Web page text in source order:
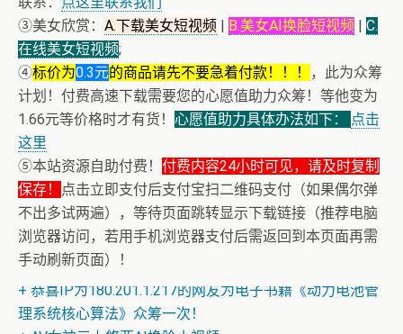
③美女欣赏： A.下载美女短视频 | B.美女AI换脸短视频 | C.
在线美女短视频;
④标价为0.3元的商品请先不要急着付款！！！
，此为众筹
计划！付费高速下载需要您的心愿值助力众筹！等他变为
1.66元等价格时才有货！ 心愿值助力具体办法如下：
点击
这里
⑤本站资源自助付费！ 付费内容24小时可见，请及时复制
保存！
点击立即支付后支付宝扫二维码支付（如果偶尔弹
不出多试两遍），等待页面跳转显示下载链接（推荐电脑
浏览器访问，若用手机浏览器支付后需返回到本页面再需
手动刷新页面）！
+ 恒星世界在暴力中诞生，也在暴力中消亡！《了解宇宙
如何运行》
+ 恭喜IP为180.201.1.217的网友为电子书籍《动力电池管
理系统核心算法》众筹一次！